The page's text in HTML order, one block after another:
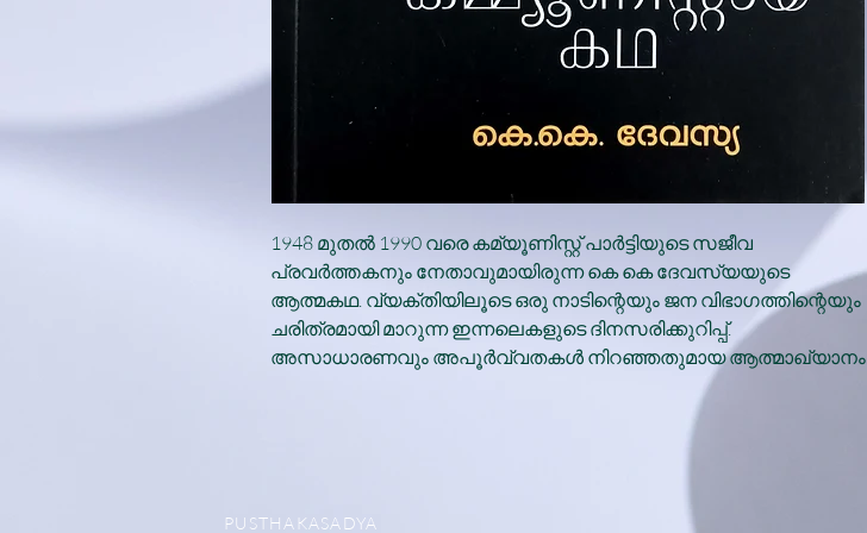
1948 മുതൽ 1990 വരെ കമ്യൂണിസ്റ്റ് പാർട്ടിയുടെ സജീവ
പ്രവർത്തകനും നേതാവുമായിരുന്ന കെ കെ ദേവസ്യയുടെ
ആത്മകഥ. വ്യക്തിയിലൂടെ ഒരു നാടിന്റെയും ജന വിഭാഗത്തിന്റെയും
ചരിത്രമായി മാറുന്ന ഇന്നലെകളുടെ ദിനസരിക്കുറിപ്പ്.
അസാധാരണവും അപൂർവ്വതകൾ നിറഞ്ഞതുമായ ആത്മാഖ്യാനം
PUSTHAKASADYA